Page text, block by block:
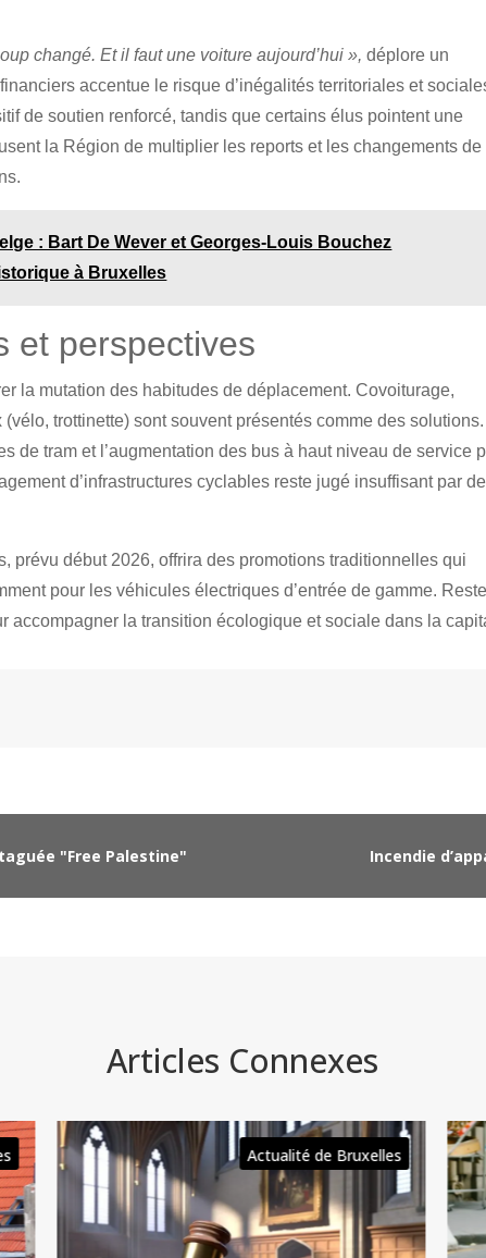
changé. Et il faut une voiture aujourd’hui », déplore un
accentue le risque d’inégalités territoriales et
de soutien renforcé, tandis que certains élus pointent une
la Région de multiplier les reports et les changements de
: Bart De Wever et Georges‑Louis Bouchez
à Bruxelles
et perspectives
la mutation des habitudes de déplacement. Covoiturage,
trottinette) sont souvent présentés comme des
de tram et l’augmentation des bus à haut niveau de service
d’infrastructures cyclables reste jugé insuffisant par de
prévu début 2026, offrira des promotions traditionnelles qui
pour les véhicules électriques d’entrée de gamme.
accompagner la transition écologique et sociale dans la
"Free Palestine" Incendie
Articles Connexes
Actualité de Bruxelles